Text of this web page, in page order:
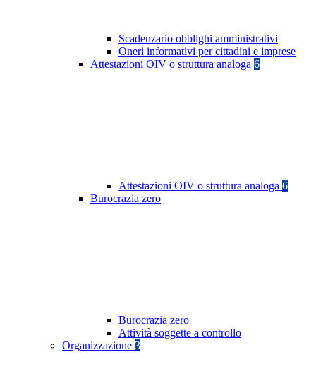
Scadenzario obblighi amministrativi
Oneri informativi per cittadini e imprese
Attestazioni OIV o struttura analoga 6
Attestazioni OIV o struttura analoga 6
Burocrazia zero
Burocrazia zero
Attività soggette a controllo
Organizzazione 3